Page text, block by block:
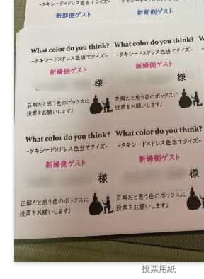
投票用紙